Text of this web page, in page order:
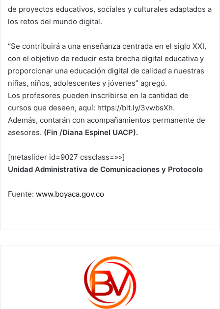
de proyectos educativos, sociales y culturales adaptados a
los retos del mundo digital.
“Se contribuirá a una enseñanza centrada en el siglo XXI,
con el objetivo de reducir esta brecha digital educativa y
proporcionar una educación digital de calidad a nuestras
niñas, niños, adolescentes y jóvenes” agregó.
Los profesores pueden inscribirse en la cantidad de
cursos que deseen, aquí: https://bit.ly/3vwbsXh.
Además, contarán con acompañamientos permanente de
asesores. (Fin /Diana Espinel UACP).
[metaslider id=9027 cssclass=»»]
Unidad Administrativa de Comunicaciones y Protocolo
Fuente: www.boyaca.gov.co